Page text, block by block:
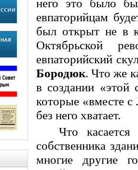
него это было
евпаторийцам
был открыт не в
Октябрьской
евпаторийский
Бородюк.Что же
в создании «этой
которые «вместе
без него хватает.
Что
собственника
многие другие